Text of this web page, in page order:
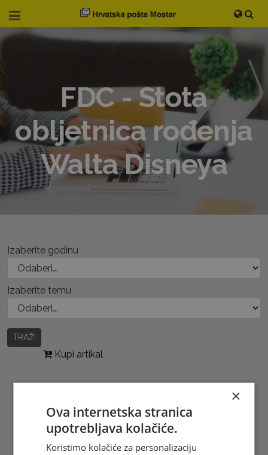
FDC - Stota
obljetnica rođenja
Walta Disneya
Izaberite godinu
Izaberite temu
TRAŽI
Kupi artikal
×
Ova internetska stranica
upotrebljava kolačiće.
Koristimo kolačiće za personalizaciju